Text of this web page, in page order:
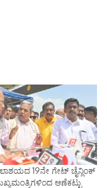
19ನೇ ಗೇಟ್ ಚೈನ್ಲಿಂಕ್
ಆಣೆಕಟ್ಟು